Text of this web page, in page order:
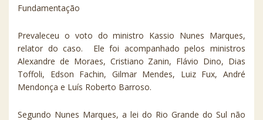
Fundamentação
Prevaleceu o voto do ministro Kassio Nunes Marques,
relator do caso. Ele foi acompanhado pelos ministros
Alexandre de Moraes, Cristiano Zanin, Flávio Dino, Dias
Toffoli, Edson Fachin, Gilmar Mendes, Luiz Fux, André
Mendonça e Luís Roberto Barroso.
Segundo Nunes Marques, a lei do Rio Grande do Sul não